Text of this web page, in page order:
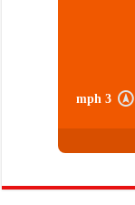
3 mph